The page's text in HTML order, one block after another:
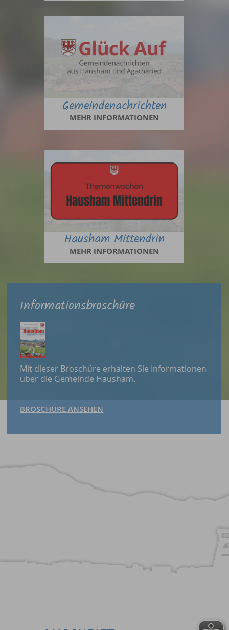
Gemeindenachrichten
MEHR INFORMATIONEN
Hausham Mittendrin
MEHR INFORMATIONEN
Informationsbroschüre
Mit dieser Broschüre erhalten Sie Informationen
über die Gemeinde Hausham.
BROSCHÜRE ANSEHEN